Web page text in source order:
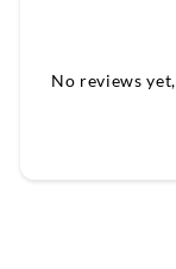
No reviews